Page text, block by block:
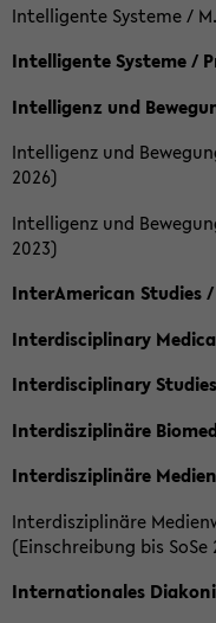
Intelligente Systeme /
Intelligente Systeme /
Intelligenz und
Intelligenz und
2026)
Intelligenz und
2023)
InterAmerican Studies
Interdisciplinary
Interdisciplinary
Interdisziplinäre
Interdisziplinäre
Interdisziplinäre
(Einschreibung bis SoSe
Internationales